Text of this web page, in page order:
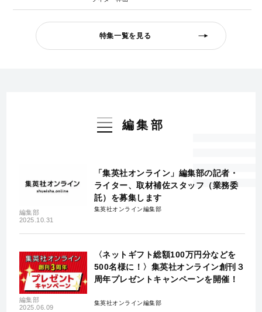
特集一覧を見る
編集部
編集部
2025.10.31
「集英社オンライン」編集部の記者・
ライター、取材補佐スタッフ（業務委
託）を募集します
集英社オンライン編集部
編集部
2025.06.09
〈ネットギフト総額100万円分などを
500名様に！〉集英社オンライン創刊３
周年プレゼントキャンペーンを開催！
集英社オンライン編集部